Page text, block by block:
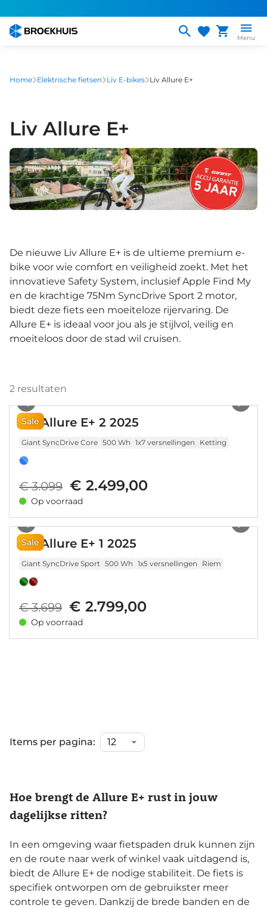
naar
gaan
Menu
Home Elektrische fietsen Liv E-bikes Liv Allure E+
Liv Allure E+
De nieuwe Liv Allure E+ is de ultieme premium e-
bike voor wie comfort en veiligheid zoekt. Met het
innovatieve Safety System, inclusief Apple Find My
en de krachtige 75Nm SyncDrive Sport 2 motor,
biedt deze fiets een moeiteloze rijervaring. De
Allure E+ is ideaal voor jou als je stijlvol, veilig en
moeiteloos door de stad wil cruisen.
2 resultaten
Sale
Liv Allure E+ 2 2025
Giant SyncDrive Core 500 Wh 1x7 versnellingen Ketting
€ 3.099 € 2.499,00
Op voorraad
Sale
Liv Allure E+ 1 2025
Giant SyncDrive Sport 500 Wh 1x5 versnellingen Riem
€ 3.699 € 2.799,00
Op voorraad
Items per pagina:
Hoe brengt de Allure E+ rust in jouw
dagelijkse ritten?
In een omgeving waar fietspaden druk kunnen zijn
en de route naar werk of winkel vaak uitdagend is,
biedt de Allure E+ de nodige stabiliteit. De fiets is
specifiek ontworpen om de gebruikster meer
controle te geven. Dankzij de brede banden en de